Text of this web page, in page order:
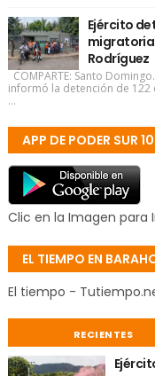
Ejército
migratoria
Rodríguez
COMPARTE: Santo
informó la detención de 122
...
APP DE PODER SUR
Clic en la Imagen para
EL TIEMPO EN
El tiempo -
RECIENTES